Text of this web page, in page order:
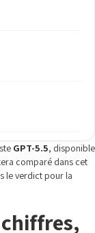
GPT-5.5, disponible
comparé dans cet
le verdict pour la